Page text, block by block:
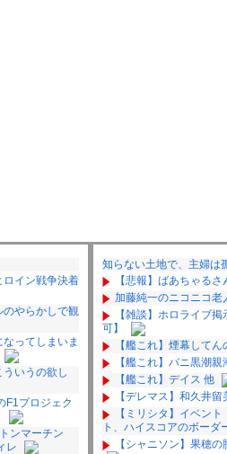
ロイン戦争決着
のやらかしで観
ってしまいま
いうの欲し
F1プロジェク
ンマーチン
レ
知らない土地で、主婦は
【悲報】ばあちゃるさ
加藤純一のニコニコ老
【雑談】ホロライブ
可】
【艦これ】煙幕して
【艦これ】バニ黒潮親
【艦これ】デイス 他
【デレマス】和久井
【ミリシタ】イベン
ト、ハイスコアのボーダ
【シャニソン】果穂